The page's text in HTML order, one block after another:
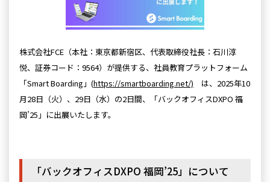
株式会社FCE（本社：東京都新宿区、代表取締役社長：石川淳
悦、証券コード：9564）が提供する、社員教育プラットフォーム
「Smart Boarding」(https://smartboarding.net/) は、2025年10
月28日（火）、 29日（水）の2日間、「バックオフィスDXPO 福
岡’25 」に出展いたします。
「バックオフィスDXPO 福岡’25」について